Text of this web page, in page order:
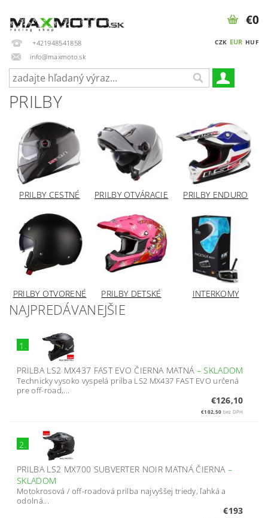
+421948541858
info@maxmoto.sk
CZK EUR HUF
€0
PRILBY
PRILBY CESTNÉ PRILBY OTVÁRACIE PRILBY ENDURO
PRILBY OTVORENÉ PRILBY DETSKÉ INTERKOMY
NAJPREDÁVANEJŠIE
1.
PRILBA LS2 MX437 FAST EVO ČIERNA MATNÁ –SKLADOM
Technicky vysoko vyspelá prilba LS2 MX437 FAST EVO určená
pre off-road,...
€126,10
€102,50 bez DPH
2.
PRILBA LS2 MX700 SUBVERTER NOIR MATNÁ ČIERNA –
SKLADOM
Motokrosová / off-roadová prilba najvyššej triedy, ľahká a
odolná...
€193